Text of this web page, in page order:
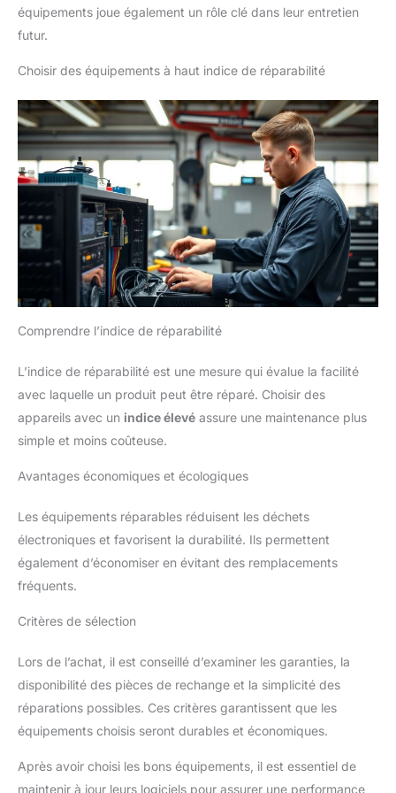
équipements joue également un rôle clé dans leur entretien
futur.
Choisir des équipements à haut indice de réparabilité
Comprendre l’indice de réparabilité
L’indice de réparabilité est une mesure qui évalue la facilité
avec laquelle un produit peut être réparé. Choisir des
appareils avec un indice élevé assure une maintenance plus
simple et moins coûteuse.
Avantages économiques et écologiques
Les équipements réparables réduisent les déchets
électroniques et favorisent la durabilité. Ils permettent
également d’économiser en évitant des remplacements
fréquents.
Critères de sélection
Lors de l’achat, il est conseillé d’examiner les garanties, la
disponibilité des pièces de rechange et la simplicité des
réparations possibles. Ces critères garantissent que les
équipements choisis seront durables et économiques.
Après avoir choisi les bons équipements, il est essentiel de
maintenir à jour leurs logiciels pour assurer une performance